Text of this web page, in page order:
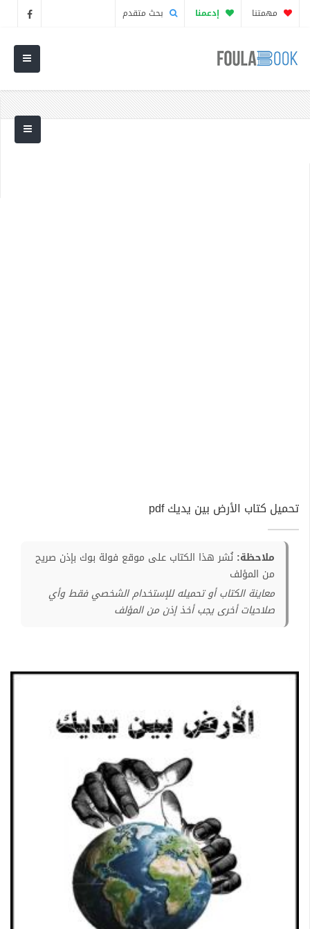
مهمتنا إدعمنا بحث متقدم
تحميل كتاب الأرض بين يديك pdf
ملاحظة: نُشر هذا الكتاب على موقع فولة بوك بإذن صريح
من المؤلف
معاينة الكتاب أو تحميله للإستخدام الشخصي فقط وأي
صلاحيات أخرى يجب أخذ إذن من المؤلف